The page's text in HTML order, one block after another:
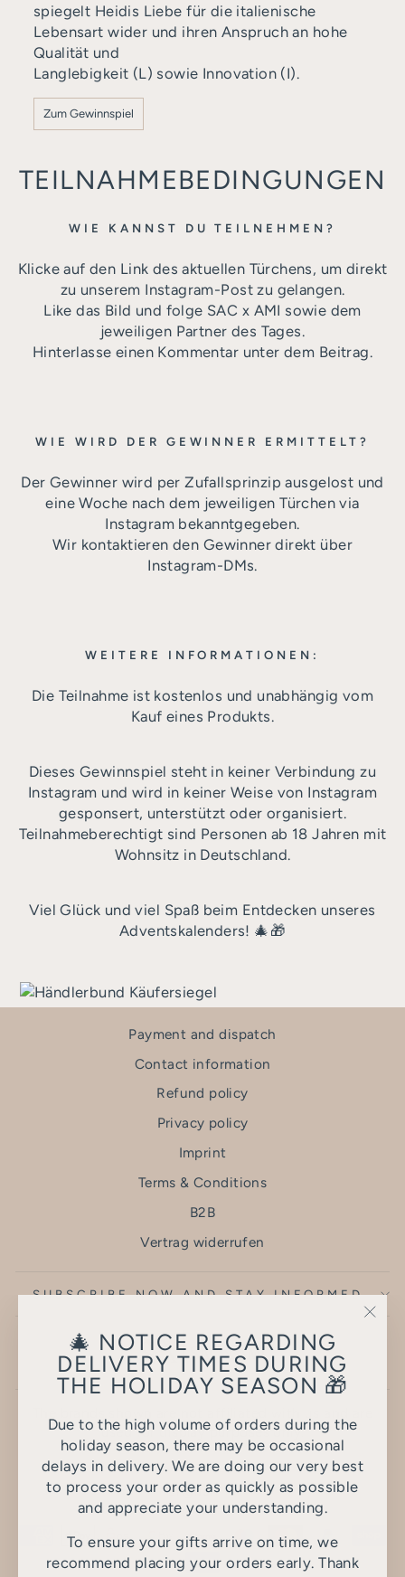
🎄 NOTICE REGARDING
DELIVERY TIMES DURING
THE HOLIDAY SEASON 🎁
Due to the high volume of orders during the
holiday season, there may be occasional
delays in delivery. We are doing our very best
to process your order as quickly as possible
and appreciate your understanding.
To ensure your gifts arrive on time, we
recommend placing your orders early. Thank
spiegelt Heidis Liebe für die italienische
Lebensart wider und ihren Anspruch an hohe
Qualität und
Langlebigkeit (L) sowie Innovation (I).
Zum Gewinnspiel
TEILNAHMEBEDINGUNGEN
WIE KANNST DU TEILNEHMEN?
Klicke auf den Link des aktuellen Türchens, um direkt
zu unserem Instagram-Post zu gelangen.
Like das Bild und folge SAC x AMI sowie dem
jeweiligen Partner des Tages.
Hinterlasse einen Kommentar unter dem Beitrag.
WIE WIRD DER GEWINNER ERMITTELT?
Der Gewinner wird per Zufallsprinzip ausgelost und
eine Woche nach dem jeweiligen Türchen via
Instagram bekanntgegeben.
Wir kontaktieren den Gewinner direkt über
Instagram-DMs.
WEITERE INFORMATIONEN:
Die Teilnahme ist kostenlos und unabhängig vom
Kauf eines Produkts.
Dieses Gewinnspiel steht in keiner Verbindung zu
Instagram und wird in keiner Weise von Instagram
gesponsert, unterstützt oder organisiert.
Teilnahmeberechtigt sind Personen ab 18 Jahren mit
Wohnsitz in Deutschland.
Viel Glück und viel Spaß beim Entdecken unseres
Adventskalenders! 🎄🎁
Payment and dispatch
Contact information
Refund policy
Privacy policy
Imprint
Terms & Conditions
B2B
Vertrag widerrufen
SUBSCRIBE NOW AND STAY INFORMED
used for display purposes only.
LANGUAGE
English